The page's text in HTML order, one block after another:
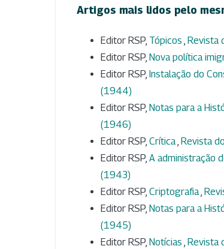
Artigos mais lidos pelo
Editor RSP, Tópicos , Revista
Editor RSP, Nova política
Editor RSP, Instalação do
(1944)
Editor RSP, Notas para a
(1946)
Editor RSP, Crítica, Revista
Editor RSP, A administração
(1943)
Editor RSP, Criptografia,
Editor RSP, Notas para a
(1945)
Editor RSP, Notícias , Revista